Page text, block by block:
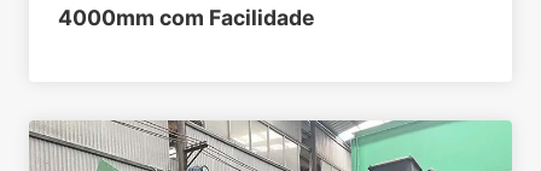
4000mm com Facilidade